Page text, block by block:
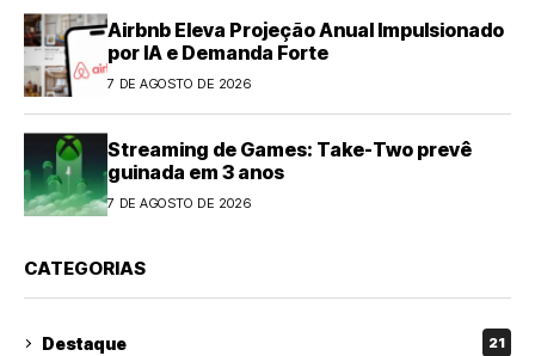
Airbnb Eleva Projeção Anual Impulsionado
por IA e Demanda Forte
7 DE AGOSTO DE 2026
Streaming de Games: Take-Two prevê
guinada em 3 anos
7 DE AGOSTO DE 2026
CATEGORIAS
Destaque 21